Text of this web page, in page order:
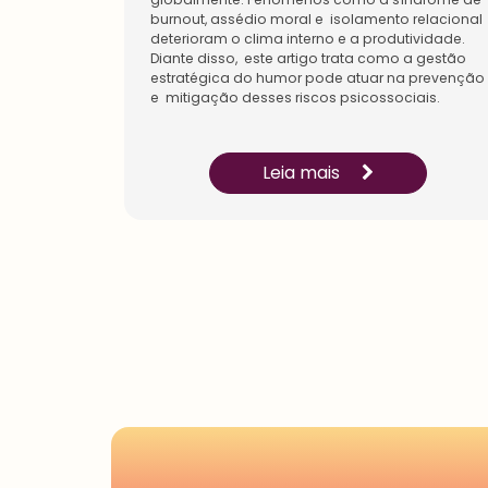
burnout, assédio moral e isolamento relacional
deterioram o clima interno e a produtividade.
Diante disso, este artigo trata como a gestão
estratégica do humor pode atuar na prevenção
e mitigação desses riscos psicossociais.
Leia mais